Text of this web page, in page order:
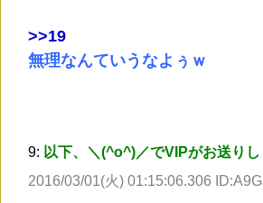
>>19
無理なんていうなよぅｗ
9: 以下、＼(^o^)／でVIPがお送り
2016/03/01(火) 01:15:06.306